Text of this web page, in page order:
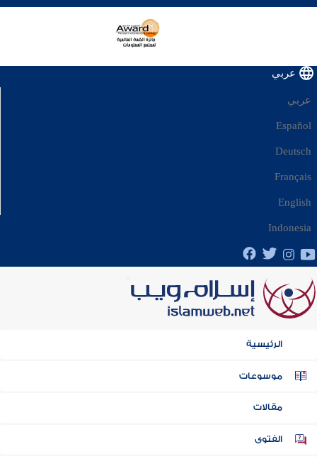
عربي
عربي
Español
Deutsch
Français
English
Indonesia